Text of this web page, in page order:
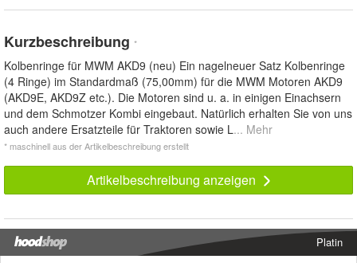
Kurzbeschreibung *
Kolbenringe für MWM AKD9 (neu) Ein nagelneuer Satz Kolbenringe
(4 Ringe) im Standardmaß (75,00mm) für die MWM Motoren AKD9
(AKD9E, AKD9Z etc.). Die Motoren sind u. a. in einigen Einachsern
und dem Schmotzer Kombi eingebaut. Natürlich erhalten Sie von uns
auch andere Ersatzteile für Traktoren sowie L... Mehr
* maschinell aus der Artikelbeschreibung erstellt
Artikelbeschreibung anzeigen
Platin